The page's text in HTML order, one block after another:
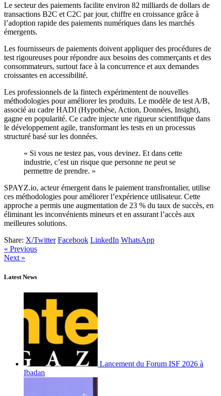
Le secteur des paiements facilite environ 82 milliards de dollars de
transactions B2C et C2C par jour, chiffre en croissance grâce à
l’adoption rapide des paiements numériques dans les marchés
émergents.
Les fournisseurs de paiements doivent appliquer des procédures de
test rigoureuses pour répondre aux besoins des commerçants et des
consommateurs, surtout face à la concurrence et aux demandes
croissantes en accessibilité.
Les professionnels de la fintech expérimentent de nouvelles
méthodologies pour améliorer les produits. Le modèle de test A/B,
associé au cadre HADI (Hypothèse, Action, Données, Insight),
gagne en popularité. Ce cadre injecte une rigueur scientifique dans
le développement agile, transformant les tests en un processus
structuré basé sur les données.
« Si vous ne testez pas, vous devinez. Et dans cette
industrie, c’est un risque que personne ne peut se
permettre de prendre. »
SPAYZ.io, acteur émergent dans le paiement transfrontalier, utilise
ces méthodologies pour améliorer l’expérience utilisateur. Cette
approche a permis une augmentation de 23 % du taux de succès, en
éliminant les inconvénients mineurs et en assurant l’accès aux
meilleures solutions.
Share: X/Twitter Facebook LinkedIn WhatsApp
« Previous
Next »
Latest News
Lancement du Forum ISF 2026 à
Ibadan